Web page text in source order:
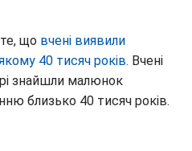
що вчені виявили
40 тисяч років. Вчені
знайшли малюнок
близько 40 тисяч років.